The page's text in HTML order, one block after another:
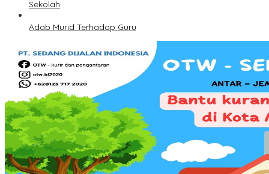
Sekolah
Adab Murid Terhadap Guru